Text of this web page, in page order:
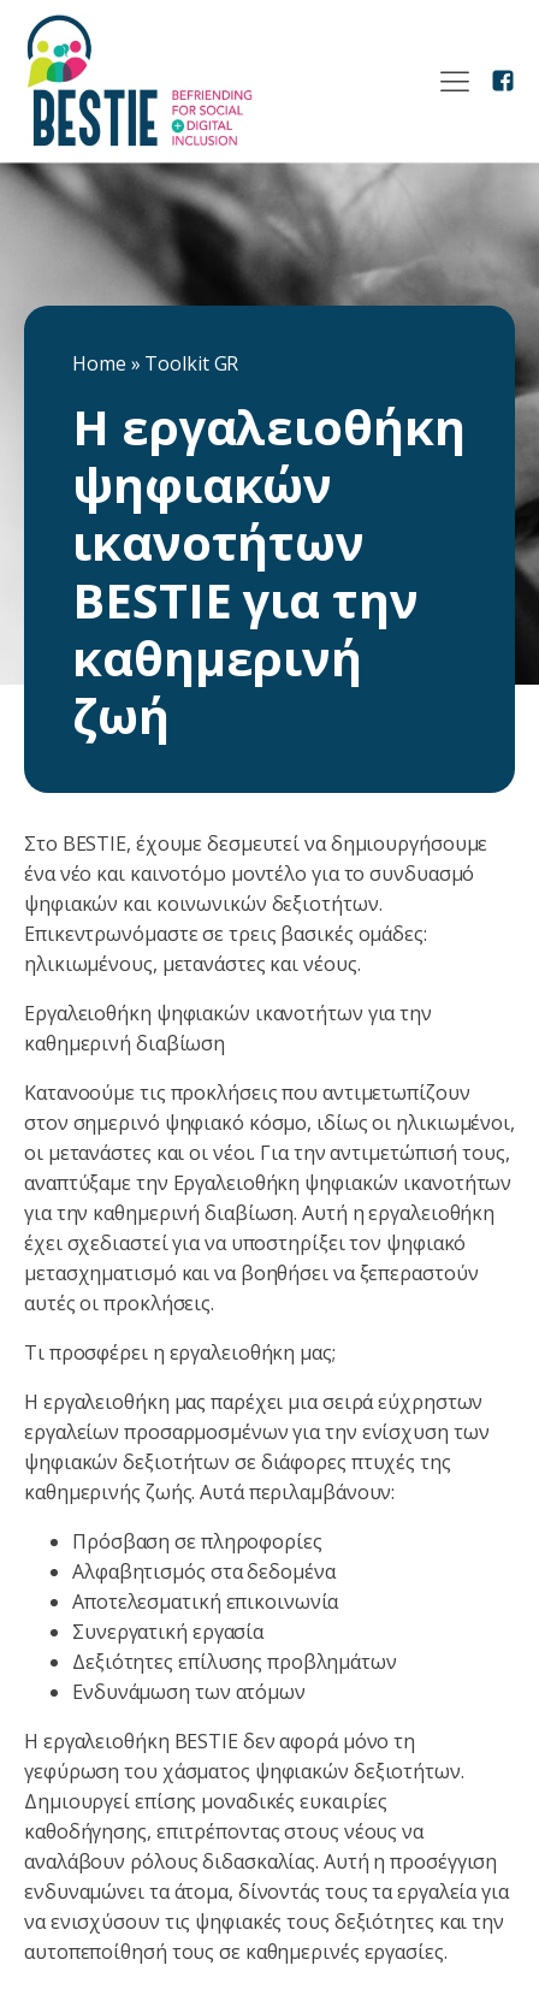
Home » Toolkit GR
Η εργαλειοθήκη
ψηφιακών
ικανοτήτων
BESTIE για την
καθημερινή
ζωή
Στο BESTIE, έχουμε δεσμευτεί να δημιουργήσουμε
ένα νέο και καινοτόμο μοντέλο για το συνδυασμό
ψηφιακών και κοινωνικών δεξιοτήτων.
Επικεντρωνόμαστε σε τρεις βασικές ομάδες:
ηλικιωμένους, μετανάστες και νέους.
Εργαλειοθήκη ψηφιακών ικανοτήτων για την
καθημερινή διαβίωση
Κατανοούμε τις προκλήσεις που αντιμετωπίζουν
στον σημερινό ψηφιακό κόσμο, ιδίως οι ηλικιωμένοι,
οι μετανάστες και οι νέοι. Για την αντιμετώπισή τους,
αναπτύξαμε την Εργαλειοθήκη ψηφιακών ικανοτήτων
για την καθημερινή διαβίωση. Αυτή η εργαλειοθήκη
έχει σχεδιαστεί για να υποστηρίξει τον ψηφιακό
μετασχηματισμό και να βοηθήσει να ξεπεραστούν
αυτές οι προκλήσεις.
Τι προσφέρει η εργαλειοθήκη μας;
Η εργαλειοθήκη μας παρέχει μια σειρά εύχρηστων
εργαλείων προσαρμοσμένων για την ενίσχυση των
ψηφιακών δεξιοτήτων σε διάφορες πτυχές της
καθημερινής ζωής. Αυτά περιλαμβάνουν:
Πρόσβαση σε πληροφορίες
Αλφαβητισμός στα δεδομένα
Αποτελεσματική επικοινωνία
Συνεργατική εργασία
Δεξιότητες επίλυσης προβλημάτων
Ενδυνάμωση των ατόμων
Η εργαλειοθήκη BESTIE δεν αφορά μόνο τη
γεφύρωση του χάσματος ψηφιακών δεξιοτήτων.
Δημιουργεί επίσης μοναδικές ευκαιρίες
καθοδήγησης, επιτρέποντας στους νέους να
αναλάβουν ρόλους διδασκαλίας. Αυτή η προσέγγιση
ενδυναμώνει τα άτομα, δίνοντάς τους τα εργαλεία για
να ενισχύσουν τις ψηφιακές τους δεξιότητες και την
αυτοπεποίθησή τους σε καθημερινές εργασίες.